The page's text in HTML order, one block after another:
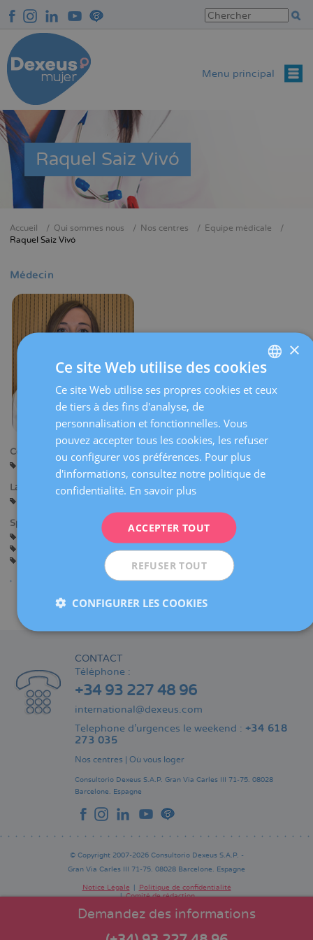
au
contenu
principal
Menu principal
Raquel Saiz Vivó
Fil
Accueil Qui sommes nous Nos centres
Équipe médicale
Raquel Saiz Vivó
Médecin
Centres:
Langues:
Spécialités:
Gardes dans la salle d'accouchement
Assistance avant la Grossesse
Grossesse et Accouchement
Gynécologie Générale
Demandez des informations
CONTACT
Téléphone :
+34 93 227 48 96
international@dexeus.com
Telephone d’urgences le weekend : +34 618
273 035
Nos centres | Où vous loger
Consultorio Dexeus S.A.P. Gran Via Carles III 71-75. 08028
Barcelone. Espagne
© Copyright 2007-2026 Consultorio Dexeus S.A.P. -
Gran Via Carles III 71-75. 08028 Barcelone. Espagne
Pie
Notice Légale
Politique de confidentialité
Comité de rédaction
SPANISH
×
Ce site Web utilise des cookies
Ce site Web utilise ses propres cookies et ceux
de tiers à des fins d'analyse, de
personnalisation et fonctionnelles. Vous
pouvez accepter tous les cookies, les refuser
ou configurer vos préférences. Pour plus
d'informations, consultez notre politique de
confidentialité. En savoir plus
ACCEPTER TOUT
REFUSER TOUT
CONFIGURER LES COOKIES